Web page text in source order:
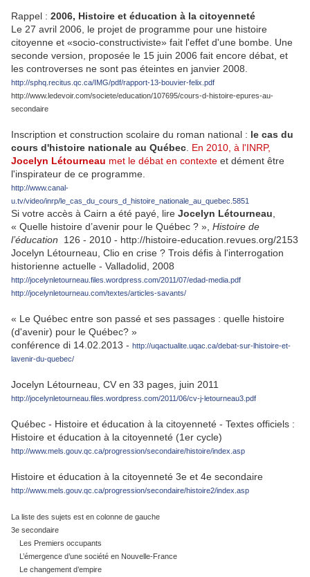
Rappel : 2006, Histoire et éducation à la citoyenneté
Le 27 avril 2006, le projet de programme pour une histoire
citoyenne et «socio-constructiviste» fait l'effet d'une bombe. Une
seconde version, proposée le 15 juin 2006 fait encore débat, et
les controverses ne sont pas éteintes en janvier 2008.
http://sphq.recitus.qc.ca/IMG/pdf/rapport-13-bouvier-felix.pdf
http://www.ledevoir.com/societe/education/107695/cours-d-histoire-epures-au-
secondaire
Inscription et construction scolaire du roman national : le cas du
cours d'histoire nationale au Québec En 2010, à l'INRP,
Jocelyn Létourneau met le débat en contexte et dément être
l'inspirateur de ce programme.
http://www.canal-
u.tv/video/inrp/le_cas_du_cours_d_histoire_nationale_au_quebec.5851
Si votre accès à Cairn a été payé, lire Jocelyn Létourneau
« Quelle histoire d’avenir pour le Québec ? », Histoire de
l’éducation 126 - 2010 - http://histoire-education.revues.org/2153
Jocelyn Létourneau, Clio en crise ? Trois défis à l'interrogation
historienne actuelle - Valladolid, 2008
http://jocelynletourneau.files.wordpress.com/2011/07/edad-media.pdf
http://jocelynletourneau.com/textes/articles-savants/
« Le Québec entre son passé et ses passages : quelle histoire
(d'avenir) pour le Québec? »
conférence di 14.02.2013 - http://uqactualite.uqac.ca/debat-sur-lhistoire-et-
lavenir-du-quebec/
Jocelyn Létourneau, CV en 33 pages, juin 2011
http://jocelynletourneau.files.wordpress.com/2011/06/cv-j-letourneau3.pdf
Québec - Histoire et éducation à la citoyenneté - Textes officiels :
Histoire et éducation à la citoyenneté (1er cycle)
http://www.mels.gouv.qc.ca/progression/secondaire/histoire/index.asp
Histoire et éducation à la citoyenneté 3e et 4e secondaire
http://www.mels.gouv.qc.ca/progression/secondaire/histoire2/index.asp
La liste des sujets est en colonne de gauche
3e secondaire
Les Premiers occupants
L’émergence d’une société en Nouvelle-France
Le changement d’empire